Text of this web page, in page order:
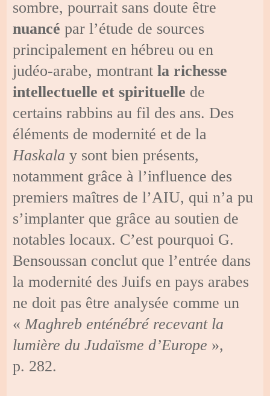
sombre, pourrait sans doute être
nuancépar l’étude de sources
principalement en hébreu ou en
judéo-arabe, montrantla richesse
intellectuelle et spirituelle de
certains rabbins au fil des ans. Des
éléments de modernité et de la
Haskala y sont bien présents,
notamment grâce à l’influence des
premiers maîtres de l’AIU, qui n’a pu
s’implanter que grâce au soutien de
notables locaux. C’est pourquoi G.
Bensoussan conclut que l’entrée dans
la modernité des Juifs en pays arabes
ne doit pas être analysée comme un
«Maghreb enténébré recevant la
lumière du Judaïsme d’Europe »,
p. 282.